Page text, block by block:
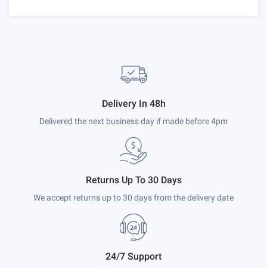
Delivery In 48h
Delivered the next business day if made before 4pm
Returns Up To 30 Days
We accept returns up to 30 days from the delivery date
24/7 Support